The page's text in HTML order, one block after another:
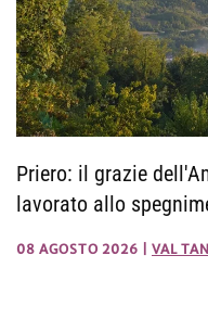
Priero: il grazie
lavorato allo
08 AGOSTO 2026 VAL